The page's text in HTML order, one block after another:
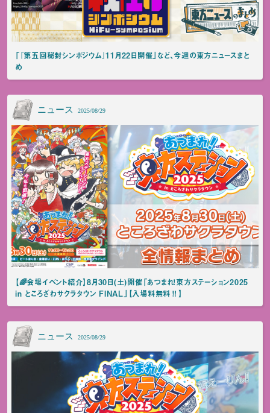
「『第五回秘封シンポジウム』11月22日開催」など、今週の東方ニュースまと
め
ニュース 2025/08/29
【🌈会場イベント紹介】8月30日(土)開催「あつまれ！東方ステーション2025
in ところざわサクラタウン FINAL」【入場料無料‼️】
ニュース 2025/08/29